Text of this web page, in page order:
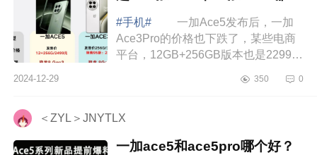
好
#手机#
一加Ace5发布后，一加
Ace3Pro的价格也下跌了，某些电商
平台，12GB+256GB版本也是2299元
款手机都使用了下来8Gen3处理器，
2024-12-29 350 0
＜ZYL＞JNYTLX
一加ace5和ace5pro哪个好？